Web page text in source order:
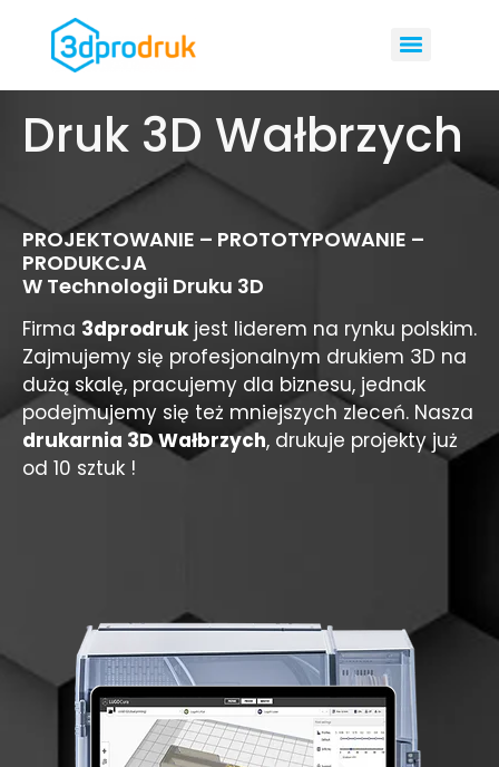
Druk 3D Wałbrzych
PROJEKTOWANIE – PROTOTYPOWANIE –
PRODUKCJA
W Technologii Druku 3D
Firma 3dprodruk jest liderem na rynku polskim.
Zajmujemy się profesjonalnym drukiem 3D na
dużą skalę, pracujemy dla biznesu, jednak
podejmujemy się też mniejszych zleceń. Nasza
drukarnia 3D Wałbrzych, drukuje projekty już
od 10 sztuk !